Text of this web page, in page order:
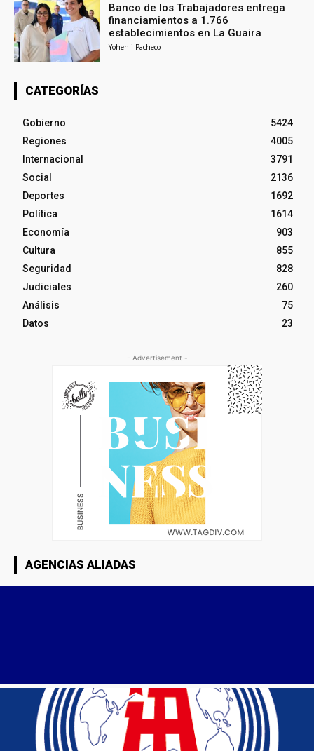
Banco de los Trabajadores entrega
financiamientos a 1.766
establecimientos en La Guaira
Yohenli Pacheco
CATEGORÍAS
Gobierno
5424
Regiones
4005
Internacional
3791
Social
2136
Deportes
1692
Política
1614
Economía
903
Cultura
855
Seguridad
828
Judiciales
260
Análisis
75
Datos
23
- Advertisement -
AGENCIAS ALIADAS